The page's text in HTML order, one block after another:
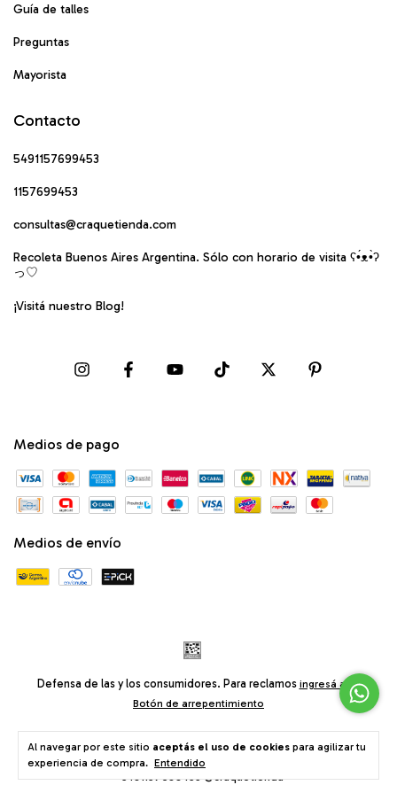
Al navegar por este sitio aceptás el uso de cookies para agilizar tu
experiencia de compra. Entendido
Guía de talles
Preguntas
Mayorista
Contacto
5491157699453
1157699453
consultas@craquetienda.com
Recoleta Buenos Aires Argentina. Sólo con horario de visita ʕ•́ᴥ•̀ʔ
っ♡
¡Visitá nuestro Blog!
Medios de pago
Medios de envío
Defensa de las y los consumidores. Para reclamos ingresá acá.
Botón de arrepentimiento
© Craqué® Tienda Bodychains Ropa Accesorios • Av. Santa Fe 2740,
Buenos Aires, Argentina •consultas@craquetienda.com
+5491157699453 @craquetienda